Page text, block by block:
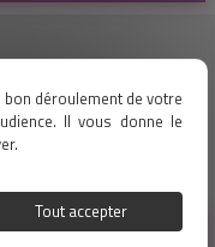
déroulement de votre
Il vous donne le
Tout accepter
d'une